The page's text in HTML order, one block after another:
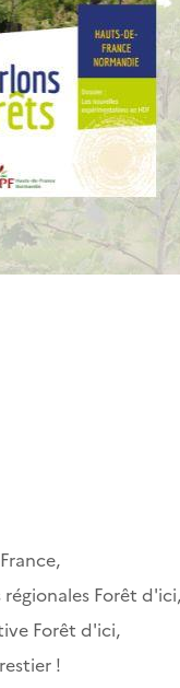
Forêt
Forêt d'ici,
!